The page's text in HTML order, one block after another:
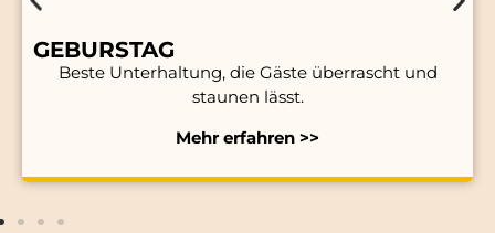
GEBURSTAG
Beste Unterhaltung, die Gäste überrascht und
staunen lässt.
Mehr erfahren >>